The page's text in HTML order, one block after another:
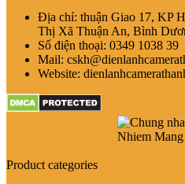
Địa chỉ: thuận Giao 17, KP
Thị Xã Thuận An, Bình
Số điện thoại: 0349 1038 39
Mail:
Website:
Product categories